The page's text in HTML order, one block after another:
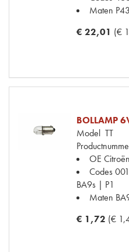
Maten
€ 22,01 (€
BOLLAMP
Model TT
OE Citroën
Codes
BA9s | P1
Maten
€ 1,72 (€